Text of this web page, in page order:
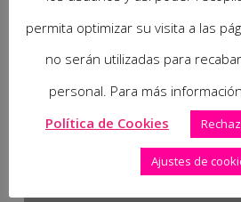
permita optimizar su visita a las
no serán utilizadas para
personal. Para más
Política de Cookies
Ajustes de